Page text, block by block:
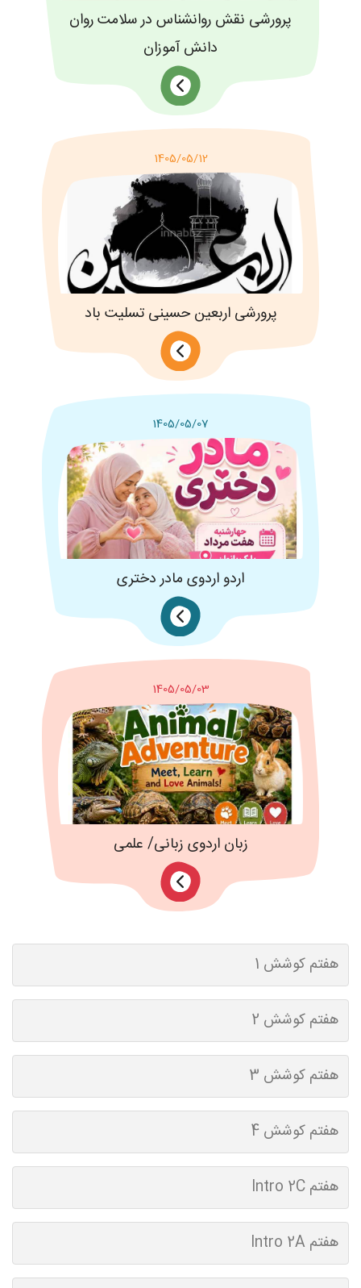
پرورشی نقش روانشناس در سلامت روان
دانش آموزان
1405/05/12
پرورشی اربعین حسینی تسلیت باد
1405/05/07
اردو اردوی مادر دختری
1405/05/03
زبان اردوی زبانی/ علمی
هفتم کوشش 1
هفتم کوشش 2
هفتم کوشش 3
هفتم کوشش 4
هفتم Intro 2C
هفتم Intro 2A